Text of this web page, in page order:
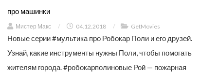
про машинки
Мистер Макс / 04.12.2018 / GetMovies
Новые серии #мультика про Робокар Поли и его друзей.
Узнай, какие инструменты нужны Поли, чтобы помогать
жителям города. #робокарполиновые Рой — пожарная